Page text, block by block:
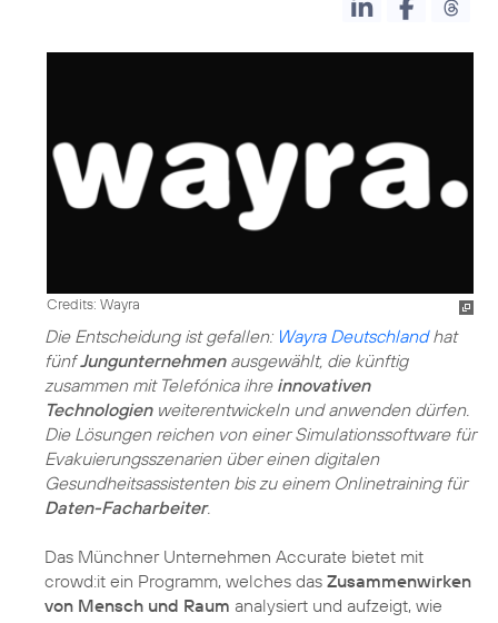
Credits: Wayra
Die Entscheidung ist gefallen: Wayra Deutschlandhat
fünfJungunternehmenausgewählt, die künftig
zusammen mit Telefónica ihre innovativen
Technologienweiterentwickeln und anwenden dürfen.
Die Lösungen reichen von einer Simulationssoftware für
Evakuierungsszenarien über einen digitalen
Gesundheitsassistenten bis zu einem Onlinetraining für
Daten-Facharbeiter.
Das Münchner Unternehmen Accurate bietet mit
crowd:it ein Programm, welches das Zusammenwirken
von Mensch und Raum analysiert und aufzeigt, wie